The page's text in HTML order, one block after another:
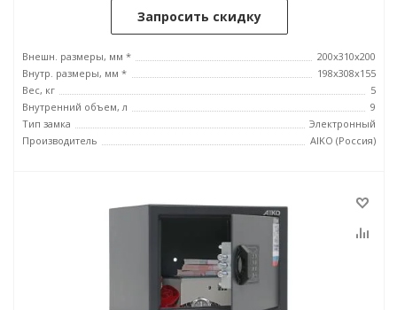
Запросить скидку
Внешн. размеры, мм *
200x310x200
Внутр. размеры, мм *
198x308x155
Вес, кг
5
Внутренний объем, л
9
Тип замка
Электронный
Производитель
AIKO (Россия)